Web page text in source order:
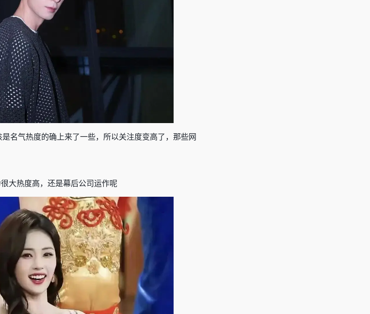
名气热度的确上来了一些，所以关注度变高了，那些网
大热度高，还是幕后公司运作呢